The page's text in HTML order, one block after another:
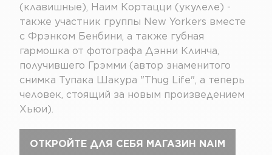
(клавишные), Наим Кортацци (укулеле) -
также участник группы New Yorkers вместе
с Фрэнком Бенбини, а также губная
гармошка от фотографа Дэнни Клинча,
получившего Грэмми (автор знаменитого
снимка Тупака Шакура "Thug Life", а теперь
человек, стоящий за новым произведением
Хьюи).
ОТКРОЙТЕ ДЛЯ СЕБЯ МАГАЗИН NAIM